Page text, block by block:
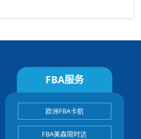
FBA服务
欧洲FBA卡航
FBA美森限时达